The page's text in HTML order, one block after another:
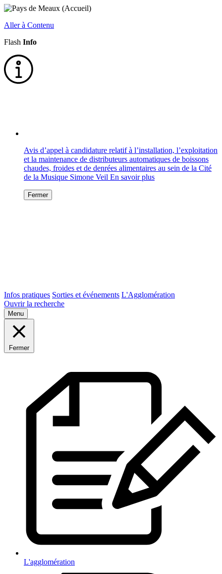
Aller à Contenu
Flash Info
Avis d’appel à candidature relatif à l’installation, l’exploitation
et la maintenance de distributeurs automatiques de boissons
chaudes, froides et de denrées alimentaires au sein de la Cité
de la Musique Simone Veil En savoir plus
Fermer
Infos pratiques Sorties et événements L'Agglomération
Ouvrir la recherche
Menu
Fermer
L'agglomération